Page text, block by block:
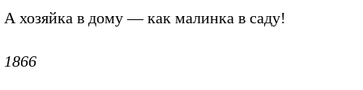
А хозяйка в дому — как малинка в саду!
1866